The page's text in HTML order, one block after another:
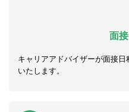
面
キャリアアドバイザーが面接
いたします。